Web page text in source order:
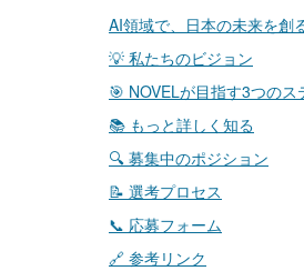
AI領域で、日本の未来を創
💡 私たちのビジョン
🎯 NOVELが目指す3つのス
📚 もっと詳しく知る
🔍 募集中のポジション
📝 選考プロセス
📞 応募フォーム
🔗 参考リンク